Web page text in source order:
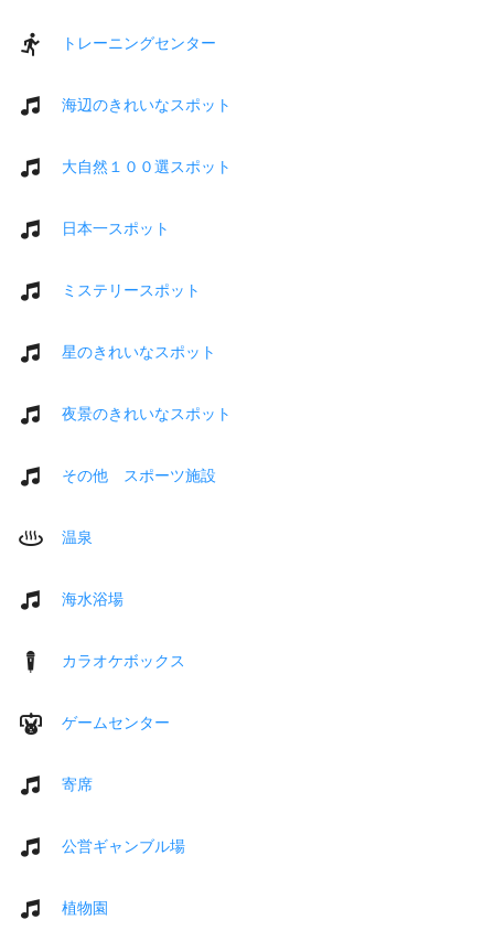
トレーニングセンター
海辺のきれいなスポット
大自然１００選スポット
日本一スポット
ミステリースポット
星のきれいなスポット
夜景のきれいなスポット
その他 スポーツ施設
温泉
海水浴場
カラオケボックス
ゲームセンター
寄席
公営ギャンブル場
植物園